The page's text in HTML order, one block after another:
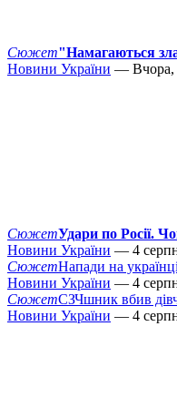
Сюжет"Намагаються
Новини України — Вчора,
СюжетУдари по Росії.
Новини України — 4
СюжетНапади на
Новини України — 4
СюжетСЗЧшник вбив
Новини України — 4